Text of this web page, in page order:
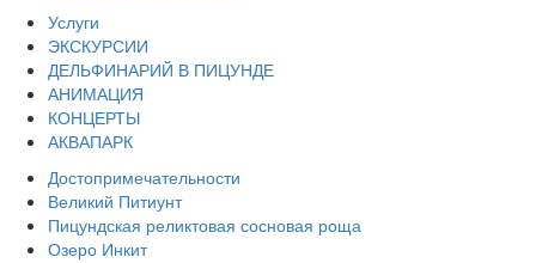
Услуги
ЭКСКУРСИИ
ДЕЛЬФИНАРИЙ В ПИЦУНДЕ
АНИМАЦИЯ
КОНЦЕРТЫ
АКВАПАРК
Достопримечательности
Великий Питиунт
Пицундская реликтовая сосновая роща
Озеро Инкит